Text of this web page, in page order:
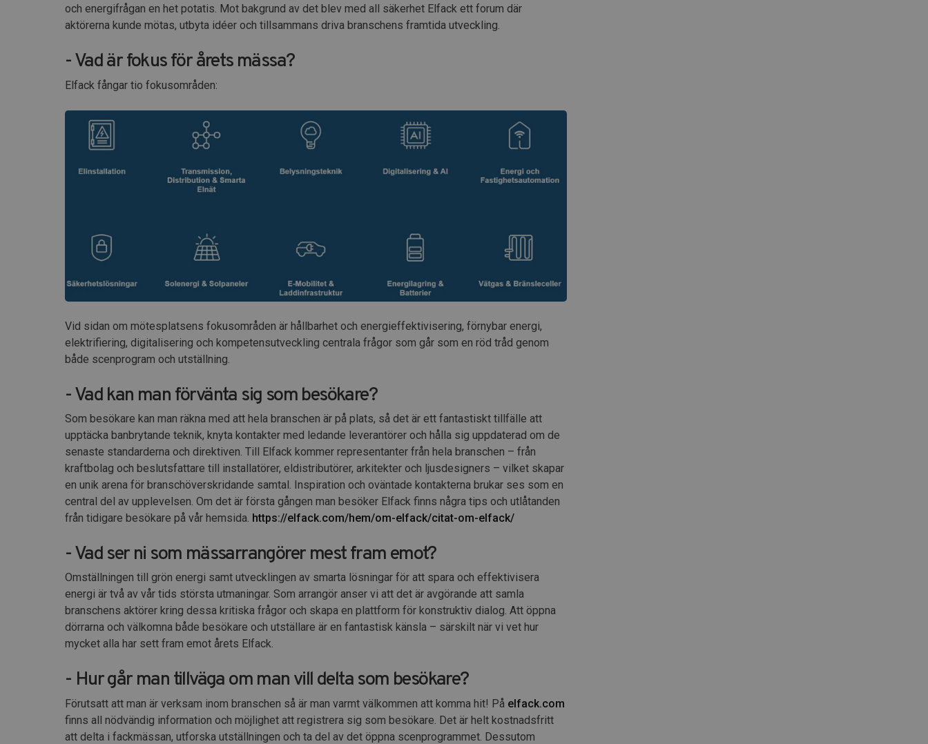
och energifrågan en het potatis. Mot bakgrund av det blev med all säkerhet Elfack ett forum där
aktörerna kunde mötas, utbyta idéer och tillsammans driva branschens framtida utveckling.
- Vad är fokus för årets mässa?
Elfack fångar tio fokusområden:
Vid sidan om mötesplatsens fokusområden är hållbarhet och energieffektivisering, förnybar energi,
elektrifiering, digitalisering och kompetensutveckling centrala frågor som går som en röd tråd genom
både scenprogram och utställning.
- Vad kan man förvänta sig som besökare?
Som besökare kan man räkna med att hela branschen är på plats, så det är ett fantastiskt tillfälle att
upptäcka banbrytande teknik, knyta kontakter med ledande leverantörer och hålla sig uppdaterad om de
senaste standarderna och direktiven. Till Elfack kommer representanter från hela branschen – från
kraftbolag och beslutsfattare till installatörer, eldistributörer, arkitekter och ljusdesigners – vilket skapar
en unik arena för branschöverskridande samtal. Inspiration och oväntade kontakterna brukar ses som en
central del av upplevelsen. Om det är första gången man besöker Elfack finns några tips och utlåtanden
från tidigare besökare på vår hemsida. https://elfack.com/hem/om-elfack/citat-om-elfack/
- Vad ser ni som mässarrangörer mest fram emot?
Omställningen till grön energi samt utvecklingen av smarta lösningar för att spara och effektivisera
energi är två av vår tids största utmaningar. Som arrangör anser vi att det är avgörande att samla
branschens aktörer kring dessa kritiska frågor och skapa en plattform för konstruktiv dialog. Att öppna
dörrarna och välkomna både besökare och utställare är en fantastisk känsla – särskilt när vi vet hur
mycket alla har sett fram emot årets Elfack.
- Hur går man tillväga om man vill delta som besökare?
Förutsatt att man är verksam inom branschen så är man varmt välkommen att komma hit! På elfack.com
finns all nödvändig information och möjlighet att registrera sig som besökare. Det är helt kostnadsfritt
att delta i fackmässan, utforska utställningen och ta del av det öppna scenprogrammet. Dessutom